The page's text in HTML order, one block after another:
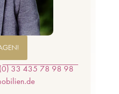
33 435 78 98 98